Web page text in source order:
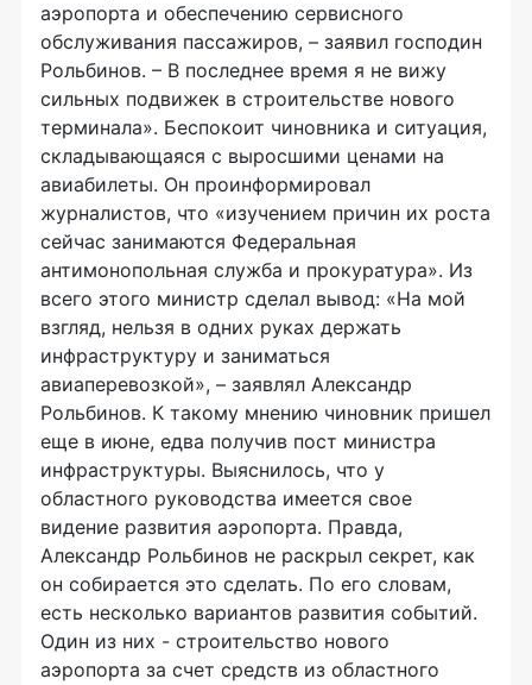
аэропорта и обеспечению сервисного
обслуживания пассажиров, – заявил господин
Рольбинов. – В последнее время я не вижу
сильных подвижек в строительстве нового
терминала». Беспокоит чиновника и ситуация,
складывающаяся с выросшими ценами на
авиабилеты. Он проинформировал
журналистов, что «изучением причин их роста
сейчас занимаются Федеральная
антимонопольная служба и прокуратура». Из
всего этого министр сделал вывод: «На мой
взгляд, нельзя в одних руках держать
инфраструктуру и заниматься
авиаперевозкой», – заявлял Александр
Рольбинов. К такому мнению чиновник пришел
еще в июне, едва получив пост министра
инфраструктуры. Выяснилось, что у
областного руководства имеется свое
видение развития аэропорта. Правда,
Александр Рольбинов не раскрыл секрет, как
он собирается это сделать. По его словам,
есть несколько вариантов развития событий.
Один из них - строительство нового
аэропорта за счет средств из областного